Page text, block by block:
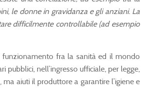
le donne in gravidanza e gli anziani. La
difficilmente controllabile (ad esempio
funzionamento fra la sanità ed il mondo
nell’ingresso ufficiale, per legge,
aiuti il produttore a garantire l’igiene e